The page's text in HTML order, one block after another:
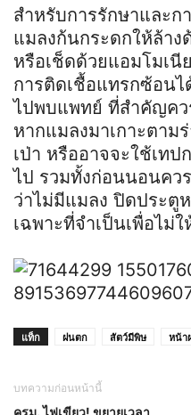
สำหรับการรักษาและก
แมลงก้นกระดกให้ล้า
หรือเช็ดด้วยแอมโมเนี
การติดเชื้อแทรกซ้อน
ไปพบแพทย์ ที่สำคัญคว
หากแมลงมาเกาะตาม
เป่า หรืออาจจะใช้เท
ไป รวมทั้งก่อนนอนค
ว่าไม่มีแมลง ปิดประตู
เฉพาะที่จำเป็นเพื่อไม่
แท็ก ฝนตก สัตว์มีพิษ หน้า
บทความก่อนหน้านี้
ครม. ไฟเขียว! ขยายเวลา